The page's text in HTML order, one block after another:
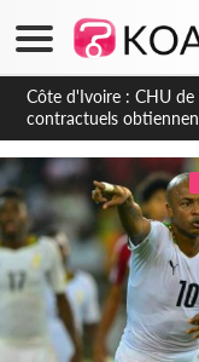
Côte d'Ivoire : CHU de
contractuels
arriérés du SMIG 2023